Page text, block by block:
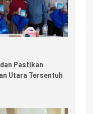
Pastikan
Utara Tersentuh